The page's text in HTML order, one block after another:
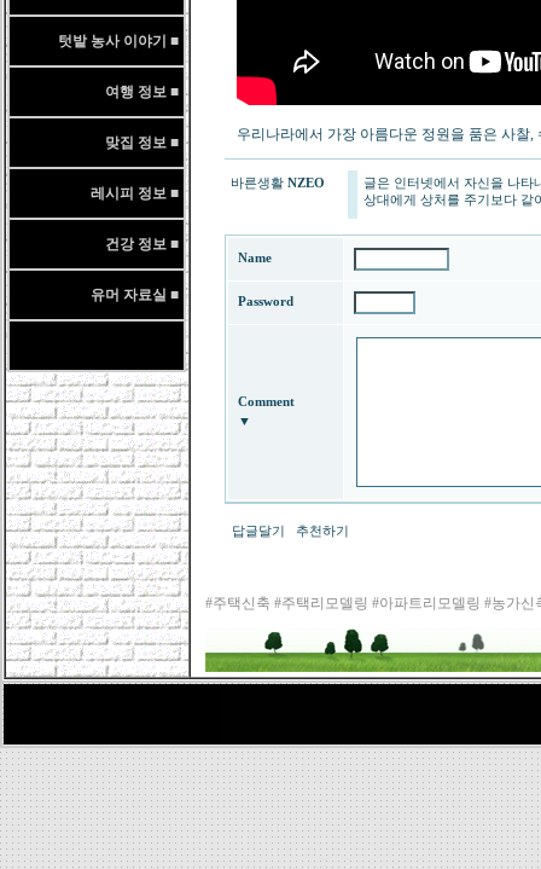
텃밭 농사 이야기 ■
여행 정보 ■
맞집 정보 ■
레시피 정보 ■
건강 정보 ■
유머 자료실 ■
우리나라에서 가장 아름다운 정원을 품은 사찰,
바른생활 NZEO
글은 인터넷에서 자신을 나타
상대에게 상처를 주기보다 같
Name
Password
Comment
▼
답글달기 추천하기
#주택신축 #주택리모델링 #아파트리모델링 #농가